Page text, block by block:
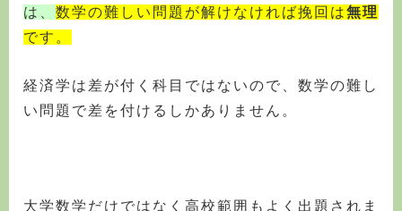
は、 数学の難しい問題が解けなければ挽回は無理
です。
経済学は差が付く科目ではないので、数学の難し
い問題で差を付けるしかありません。
大学数学だけではなく 高校範囲もよく出題されま